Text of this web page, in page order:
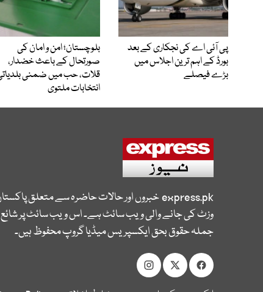
پی آئی اے کی نجکاری کے بعد
بورڈ کے اہم ترین اجلاس میں
بڑے فیصلے
بلوچستان؛ امن و امان کی
صورتحال کے باعث خضدار،
قلات، حب میں ضمنی
انتخابات ملتوی
express.pkخبروں اور حالات حاضرہ سے متعلق
وزٹ کی جانے والی ویب سائٹ ہے۔ اس ویب سائٹ پر شائع
جملہ حقوق بحق ایکسپریس میڈیا گروپ محفوظ ہیں۔